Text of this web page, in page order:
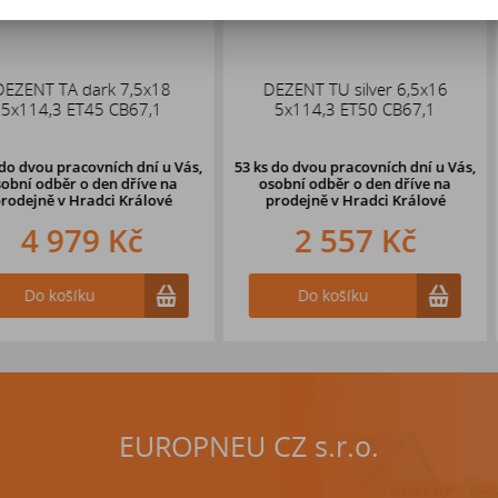
7,5x18
dní u Vás,
dřívena
Králové
DEZENT TU silver 6,5x16
5x114,3 ET50 CB67,1
53 ks do dvou pracovních dní u Vás,
osobní odběr o den dřívena
prodejně v Hradci Králové
2 557 Kč
ALUTEC
EUROPNEU CZ s.r.o.